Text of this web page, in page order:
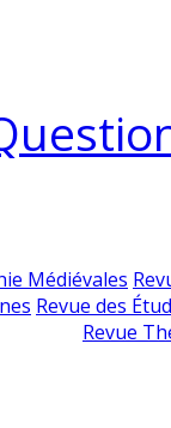
Médiévales
Revue des
Revue